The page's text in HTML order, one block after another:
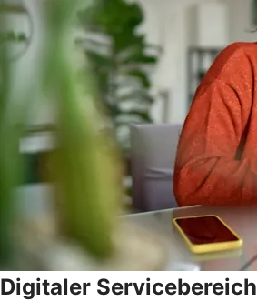
Digitaler Servicebereich